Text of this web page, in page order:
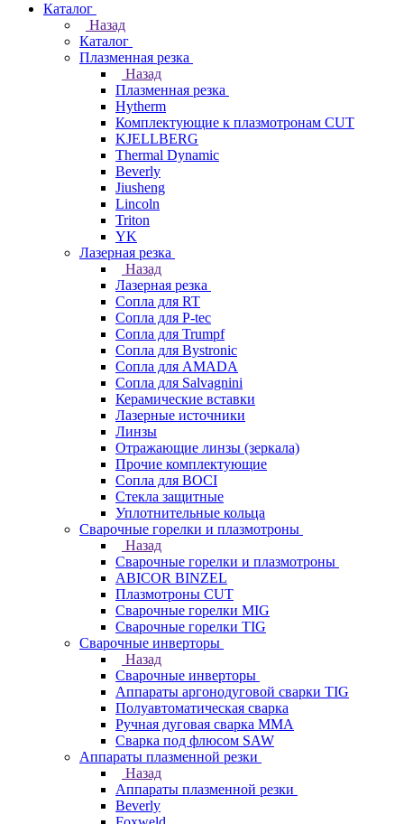
Каталог
Назад
Каталог
Плазменная резка
Назад
Плазменная резка
Hytherm
Комплектующие к плазмотронам CUT
KJELLBERG
Thermal Dynamic
Beverly
Jiusheng
Lincoln
Triton
YK
Лазерная резка
Назад
Лазерная резка
Сопла для RT
Сопла для P-tec
Сопла для Trumpf
Сопла для Bystronic
Сопла для AMADA
Сопла для Salvagnini
Керамические вставки
Лазерные источники
Линзы
Отражающие линзы (зеркала)
Прочие комплектующие
Сопла для BOCI
Стекла защитные
Уплотнительные кольца
Сварочные горелки и плазмотроны
Назад
Сварочные горелки и плазмотроны
ABICOR BINZEL
Плазмотроны CUT
Сварочные горелки MIG
Сварочные горелки TIG
Сварочные инверторы
Назад
Сварочные инверторы
Аппараты аргонодуговой сварки TIG
Полуавтоматическая сварка
Ручная дуговая сварка MMA
Сварка под флюсом SAW
Аппараты плазменной резки
Назад
Аппараты плазменной резки
Beverly